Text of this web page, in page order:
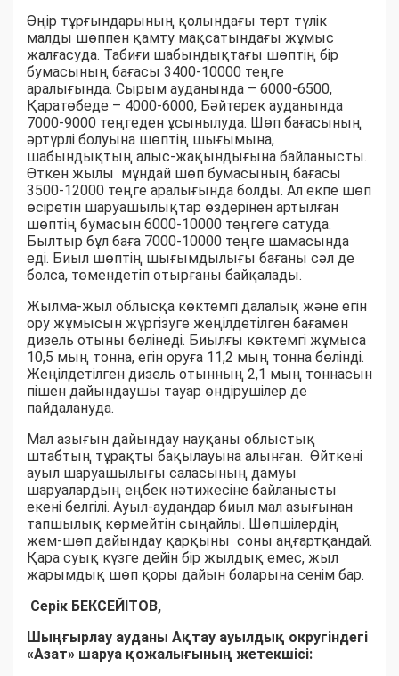
Өңір тұрғындарының қолындағы төрт түлік
малды шөппен қамту мақсатындағы жұмыс
жалғасуда. Табиғи шабындықтағы шөптің бір
бумасының бағасы 3400-10000 теңге
аралығында. Сырым ауданында – 6000-6500,
Қаратөбеде – 4000-6000, Бәйтерек ауданында
7000-9000 теңгеден ұсынылуда. Шөп бағасының
әртүрлі болуына шөптің шығымына,
шабындықтың алыс-жақындығына байланысты.
Өткен жылы мұндай шөп бумасының бағасы
3500-12000 теңге аралығында болды. Ал екпе шөп
өсіретін шаруашылықтар өздерінен артылған
шөптің бумасын 6000-10000 теңгеге сатуда.
Былтыр бұл баға 7000-10000 теңге шамасында
еді. Биыл шөптің шығымдылығы бағаны сәл де
болса, төмендетіп отырғаны байқалады.
Жылма-жыл облысқа көктемгі далалық және егін
ору жұмысын жүргізуге жеңілдетілген бағамен
дизель отыны бөлінеді. Биылғы көктемгі жұмыса
10,5 мың тонна, егін оруға 11,2 мың тонна бөлінді.
Жеңілдетілген дизель отынның 2,1 мың тоннасын
пішен дайындаушы тауар өндірушілер де
пайдалануда.
Мал азығын дайындау науқаны облыстық
штабтың тұрақты бақылауына алынған. Өйткені
ауыл шаруашылығы саласының дамуы
шаруалардың еңбек нәтижесіне байланысты
екені белгілі. Ауыл-аудандар биыл мал азығынан
тапшылық көрмейтін сыңайлы. Шөпшілердің
жем-шөп дайындау қарқыны соны аңғартқандай.
Қара суық күзге дейін бір жылдық емес, жыл
жарымдық шөп қоры дайын боларына сенім бар.
Серік БЕКСЕЙІТОВ,
Шыңғырлау ауданы Ақтау ауылдық округіндегі
«Азат» шаруа қожалығының жетекшісі: